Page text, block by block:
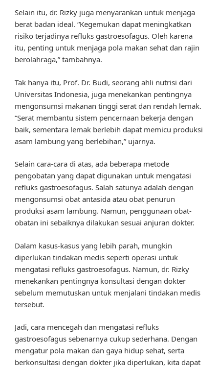
Selain itu, dr. Rizky juga menyarankan untuk menjaga
berat badan ideal. “Kegemukan dapat meningkatkan
risiko terjadinya refluks gastroesofagus. Oleh karena
itu, penting untuk menjaga pola makan sehat dan rajin
berolahraga,” tambahnya.
Tak hanya itu, Prof. Dr. Budi, seorang ahli nutrisi dari
Universitas Indonesia, juga menekankan pentingnya
mengonsumsi makanan tinggi serat dan rendah lemak.
“Serat membantu sistem pencernaan bekerja dengan
baik, sementara lemak berlebih dapat memicu produksi
asam lambung yang berlebihan,” ujarnya.
Selain cara-cara di atas, ada beberapa metode
pengobatan yang dapat digunakan untuk mengatasi
refluks gastroesofagus. Salah satunya adalah dengan
mengonsumsi obat antasida atau obat penurun
produksi asam lambung. Namun, penggunaan obat-
obatan ini sebaiknya dilakukan sesuai anjuran dokter.
Dalam kasus-kasus yang lebih parah, mungkin
diperlukan tindakan medis seperti operasi untuk
mengatasi refluks gastroesofagus. Namun, dr. Rizky
menekankan pentingnya konsultasi dengan dokter
sebelum memutuskan untuk menjalani tindakan medis
tersebut.
Jadi, cara mencegah dan mengatasi refluks
gastroesofagus sebenarnya cukup sederhana. Dengan
mengatur pola makan dan gaya hidup sehat, serta
berkonsultasi dengan dokter jika diperlukan, kita dapat